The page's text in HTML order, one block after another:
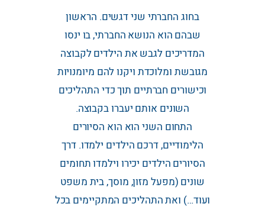
בחוג החברתי שני דגשים. הראשון
שבהם הוא הנושא החברתי, בו ינסו
המדריכים לגבש את הילדים לקבוצה
מגובשת ומלוכדת ויקנו להם מיומנויות
וכישורים חברתיים תוך כדי התהליכים
השונים אותם יעברו בקבוצה.
התחום השני הוא הוא הסיורים
הלימודיים, דרכם הילדים ילמדו. דרך
הסיורים הילדים יכירו וילמדו תחומים
שונים (מפעל מזון, מוסך, בית משפט
ועוד…) ואת התהליכים המתקיימים בכל